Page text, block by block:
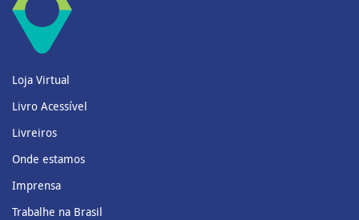
Loja Virtual
Livro Acessível
Livreiros
Onde estamos
Imprensa
Trabalhe na Brasil